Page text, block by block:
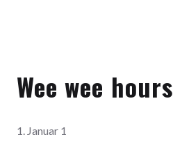
Wee wee hours
1. Januar 1